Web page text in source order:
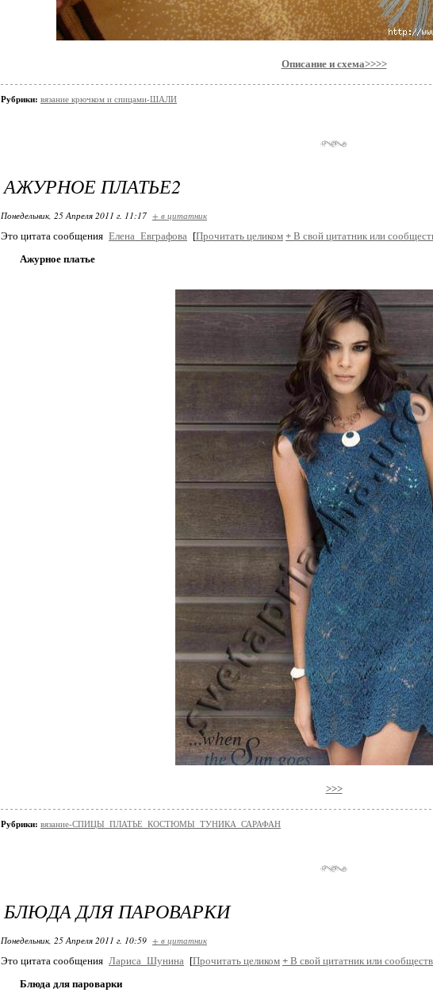
Описание и схема>>>>
Рубрики: вязание крючком и спицами-ШАЛИ
АЖУРНОЕ ПЛАТЬЕ2
Понедельник, 25 Апреля 2011 г. 11:17 + в цитатник
Это цитата сообщения Елена_Евграфова [Прочитать целиком + В свой цитатник или
Ажурное платье
>>>
Рубрики: вязание-СПИЦЫ_ПЛАТЬЕ_КОСТЮМЫ_ТУНИКА_САРАФАН
БЛЮДА ДЛЯ ПАРОВАРКИ
Понедельник, 25 Апреля 2011 г. 10:59 + в цитатник
Это цитата сообщения Лариса_Шунина [Прочитать целиком + В свой цитатник или
Блюда для пароварки